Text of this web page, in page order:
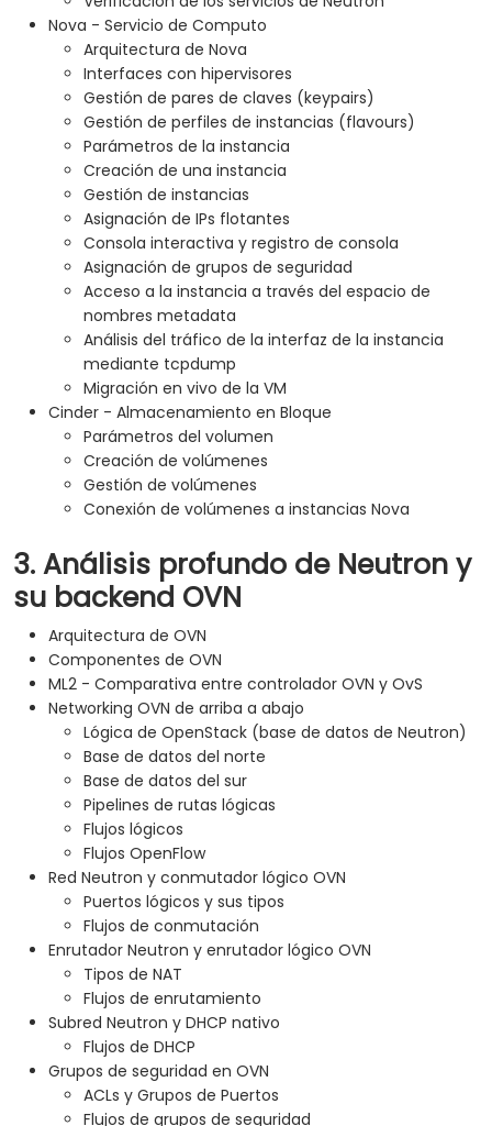
Nova - Servicio de Computo
Arquitectura de Nova
Interfaces con hipervisores
Gestión de pares de claves (keypairs)
Gestión de perfiles de instancias (flavours)
Parámetros de la instancia
Creación de una instancia
Gestión de instancias
Asignación de IPs flotantes
Consola interactiva y registro de consola
Asignación de grupos de seguridad
Acceso a la instancia a través del espacio de
nombres metadata
Análisis del tráfico de la interfaz de la instancia
mediante tcpdump
Migración en vivo de la VM
Cinder - Almacenamiento en Bloque
Parámetros del volumen
Creación de volúmenes
Gestión de volúmenes
Conexión de volúmenes a instancias Nova
3. Análisis profundo de Neutron y
su backend OVN
Arquitectura de OVN
Componentes de OVN
ML2 - Comparativa entre controlador OVN y OvS
Networking OVN de arriba a abajo
Lógica de OpenStack (base de datos de Neutron)
Base de datos del norte
Base de datos del sur
Pipelines de rutas lógicas
Flujos lógicos
Flujos OpenFlow
Red Neutron y conmutador lógico OVN
Puertos lógicos y sus tipos
Flujos de conmutación
Enrutador Neutron y enrutador lógico OVN
Tipos de NAT
Flujos de enrutamiento
Subred Neutron y DHCP nativo
Flujos de DHCP
Grupos de seguridad en OVN
ACLs y Grupos de Puertos
Flujos de grupos de seguridad